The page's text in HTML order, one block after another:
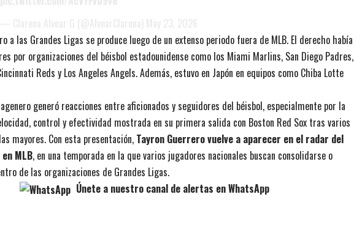
a las Grandes Ligas se produce luego de un extenso periodo fuera de MLB. El derecho había
por organizaciones del béisbol estadounidense como los Miami Marlins, San Diego Padres,
Reds y Los Angeles Angels. Además, estuvo en Japón en equipos como Chiba Lotte
generó reacciones entre aficionados y seguidores del béisbol, especialmente por la
control y efectividad mostrada en su primera salida con Boston Red Sox tras varios
mayores. Con esta presentación, Tayron Guerrero vuelve a aparecer en el radar del
MLB, en una temporada en la que varios jugadores nacionales buscan consolidarse o
de las organizaciones de Grandes Ligas.
Únete a nuestro canal de alertas en WhatsApp